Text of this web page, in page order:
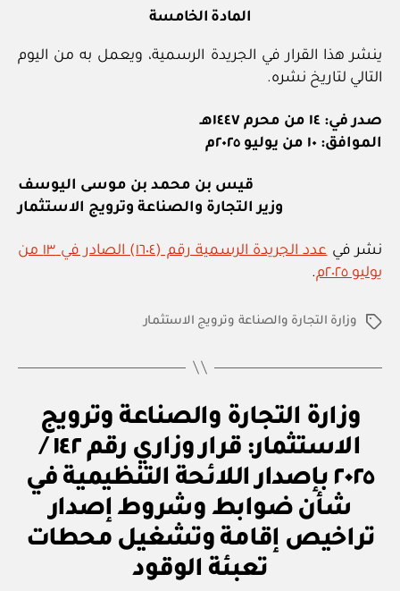
المادة الخامسة
ينشر هذا القرار في الجريدة الرسمية، ويعمل به من اليوم
التالي لتاريخ نشره.
صدر في: ١٤ من محرم ١٤٤٧هـ
الموافق: ١٠ من يوليو ٢٠٢٥م
قيس بن محمد بن موسى اليوسف
وزير التجارة والصناعة وترويج الاستثمار
نشر في
عدد الجريدة الرسمية رقم (١٦٠٤) الصادر في ١٣ من
يوليو ٢٠٢٥م
.
الوسوموزارة التجارة والصناعة وترويج الاستثمار
التصنيفات
وزارة التجارة والصناعة وترويج
الاستثمار: قرار وزاري رقم ١٤٢ /
٢٠٢٥ بإصدار اللائحة التنظيمية في
شأن ضوابط وشروط إصدار
تراخيص إقامة وتشغيل محطات
تعبئة الوقود
بو
ا
س